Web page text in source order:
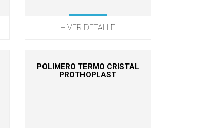
+ VER DETALLE
POLIMERO TERMO CRISTAL
PROTHOPLAST